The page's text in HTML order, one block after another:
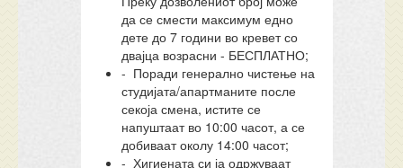
да се смести максимум едно
дете до 7 години во кревет со
двајца возрасни - БЕСПЛАТНО;
- Поради генерално чистење на
студијата/апартманите после
секоја смена, истите се
напуштаат во 10:00 часот, а се
добиваат околу 14:00 часот;
- Хигиената си ја одржуваат